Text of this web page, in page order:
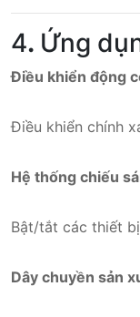
4. Ứng
Điều khiển động
Điều khiển chính
Hệ thống chiếu
Bật/tắt các thiết
Dây chuyền sản